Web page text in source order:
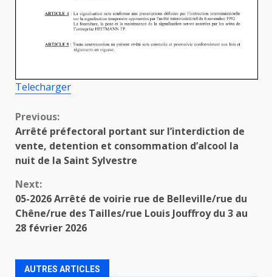
Telecharger
Continue
Reading
Previous:
Arrêté préfectoral portant sur l’interdiction de
vente, detention et consommation d’alcool la
nuit de la Saint Sylvestre
Next:
05-2026 Arrêté de voirie rue de Belleville/rue du
Chêne/rue des Tailles/rue Louis Jouffroy du 3 au
28 février 2026
AUTRES ARTICLES